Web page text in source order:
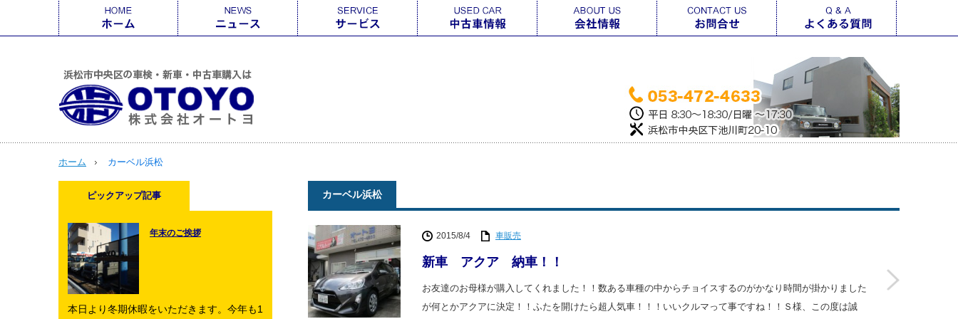
ホーム カーベル浜松
カーベル浜松
2015/8/4 車販売
新車 アクア 納車！！
お友達のお母様が購入してくれました！！数ある車種の中からチョイスするのがかなり時間が掛かりました
が何とかアクアに決定！！ふたを開けたら超人気車！！！いいクルマって事ですね！！Ｓ様、この度は誠
ピックアップ記事
年末のご挨拶
本日より冬期休暇をいただきます。今年も1